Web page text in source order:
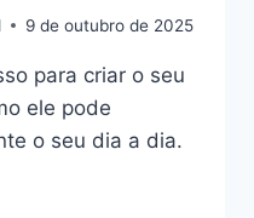
9 de outubro de 2025
para criar o seu
ele pode
o seu dia a dia.